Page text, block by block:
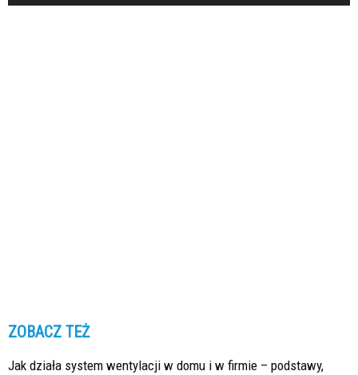
ZOBACZ TEŻ
Jak działa system wentylacji w domu i w firmie – podstawy,